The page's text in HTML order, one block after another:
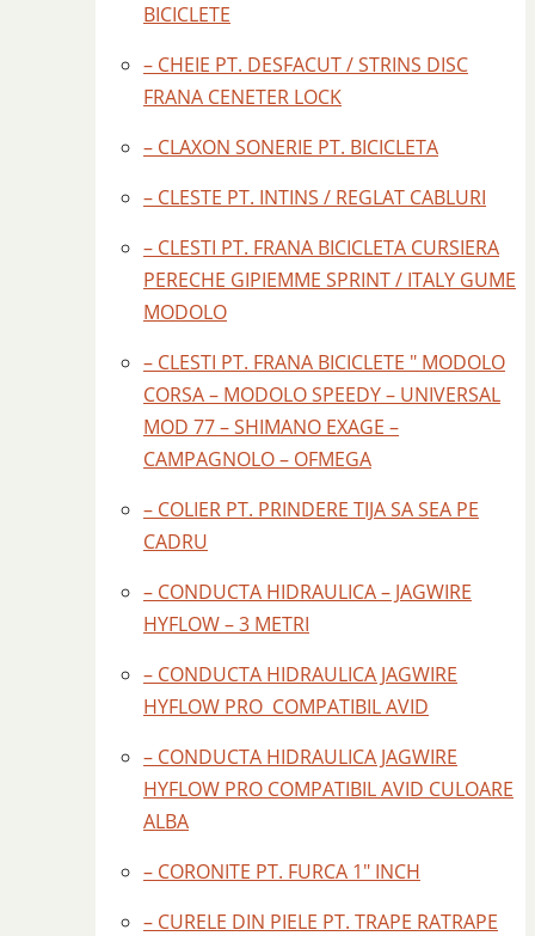
BICICLETE
– CHEIE PT. DESFACUT / STRINS DISC
FRANA CENETER LOCK
– CLAXON SONERIE PT. BICICLETA
– CLESTE PT. INTINS / REGLAT CABLURI
– CLESTI PT. FRANA BICICLETA CURSIERA
PERECHE GIPIEMME SPRINT / ITALY GUME
MODOLO
– CLESTI PT. FRANA BICICLETE " MODOLO
CORSA – MODOLO SPEEDY – UNIVERSAL
MOD 77 – SHIMANO EXAGE –
CAMPAGNOLO – OFMEGA
– COLIER PT. PRINDERE TIJA SA SEA PE
CADRU
– CONDUCTA HIDRAULICA – JAGWIRE
HYFLOW – 3 METRI
– CONDUCTA HIDRAULICA JAGWIRE
HYFLOW PRO COMPATIBIL AVID
– CONDUCTA HIDRAULICA JAGWIRE
HYFLOW PRO COMPATIBIL AVID CULOARE
ALBA
– CORONITE PT. FURCA 1" INCH
– CURELE DIN PIELE PT. TRAPE RATRAPE